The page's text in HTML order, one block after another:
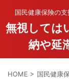
国民健康保険の
無視しては
納や延
HOME > 国民健康